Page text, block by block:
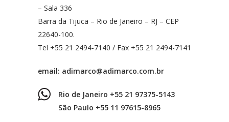
– Sala 336
Barra da Tijuca – Rio de Janeiro – RJ – CEP
22640-100.
Tel +55 21 2494-7140 / Fax +55 21 2494-7141
email: adimarco@adimarco.com.br
Rio de Janeiro +55 21 97375-5143
São Paulo +55 11 97615-8965